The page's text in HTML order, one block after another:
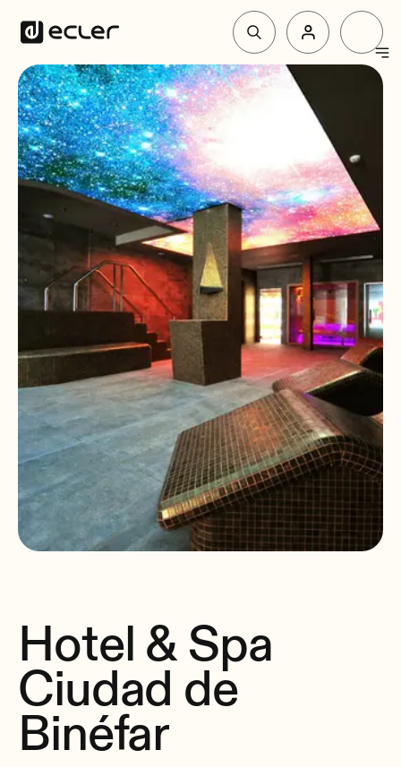
Productos
Soluciones
Por qué Ecler
Soporte y Comunidad
Hotel & Spa
Ciudad de
Binéfar